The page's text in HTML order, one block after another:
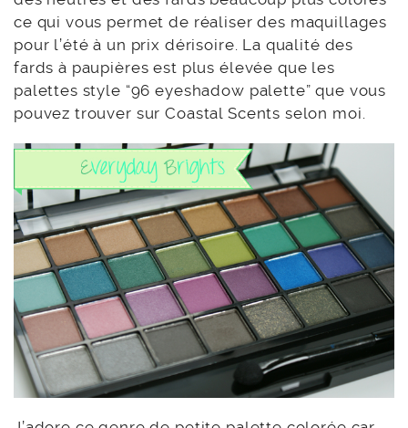
ce qui vous permet de réaliser des maquillages
pour l’été à un prix dérisoire. La qualité des
fards à paupières est plus élevée que les
palettes style “96 eyeshadow palette” que vous
pouvez trouver sur Coastal Scents selon moi.